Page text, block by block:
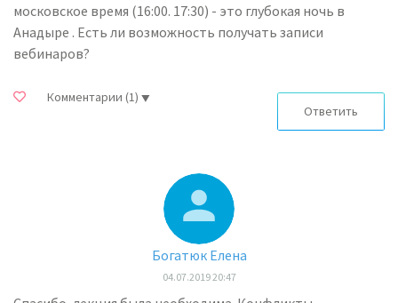
московское время (16:00. 17:30) - это глубокая ночь в
Анадыре . Есть ли возможность получать записи
вебинаров?
Комментарии (1)
Ответить
Богатюк Елена
04.07.2019 20:47